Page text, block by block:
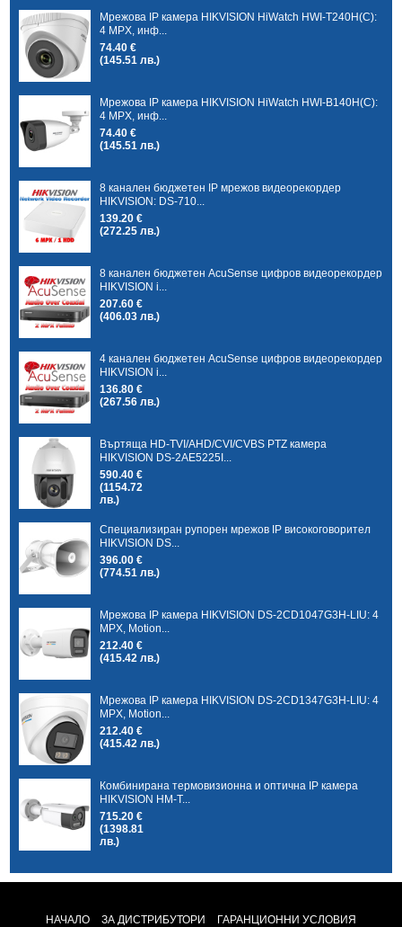
Мрежова IP камера HIKVISION HiWatch HWI-T240H(C):
4 MPX, инф...
74.40 €
(145.51 лв.)
Мрежова IP камера HIKVISION HiWatch HWI-B140H(C):
4 MPX, инф...
74.40 €
(145.51 лв.)
8 канален бюджетен IP мрежов видеорекордер
HIKVISION: DS-710...
139.20 €
(272.25 лв.)
8 канален бюджетен AcuSense цифров видеорекордер
HIKVISION i...
207.60 €
(406.03 лв.)
4 канален бюджетен AcuSense цифров видеорекордер
HIKVISION i...
136.80 €
(267.56 лв.)
Въртяща HD-TVI/AHD/CVI/CVBS PTZ камера
HIKVISION DS-2AE5225I...
590.40 €
(1154.72
лв.)
Специализиран рупорен мрежов IP високоговорител
HIKVISION DS...
396.00 €
(774.51 лв.)
Мрежова IP камера HIKVISION DS-2CD1047G3H-LIU: 4
MPX, Motion...
212.40 €
(415.42 лв.)
Мрежова IP камера HIKVISION DS-2CD1347G3H-LIU: 4
MPX, Motion...
212.40 €
(415.42 лв.)
Комбинирана термовизионна и оптична IP камера
HIKVISION HM-T...
715.20 €
(1398.81
лв.)
НАЧАЛО ЗА ДИСТРИБУТОРИ
ГАРАНЦИОННИ УСЛОВИЯ